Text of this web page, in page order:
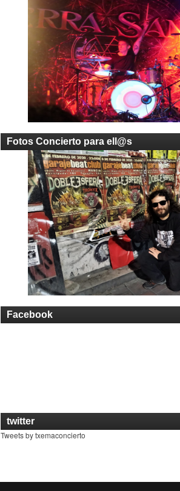
Fotos Concierto para ell@s
Facebook
twitter
Tweets by txemaconcierto